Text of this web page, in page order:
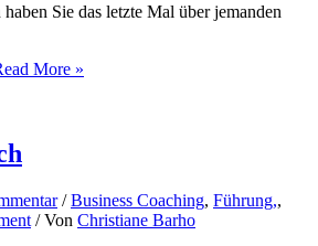
Sie das letzte Mal über jemanden
More »
/Business Coaching, Führung,,
/ Von Christiane Barho